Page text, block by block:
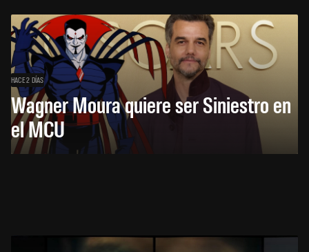
HACE 2 DÍAS
Wagner Moura quiere ser Siniestro en
el MCU